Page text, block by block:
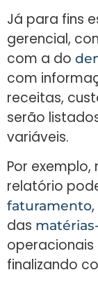
Já para fins
gerencial,
com a do
com
receitas,
serão
variáveis.
Por
relatório
faturamento
das
operacionais
finalizando